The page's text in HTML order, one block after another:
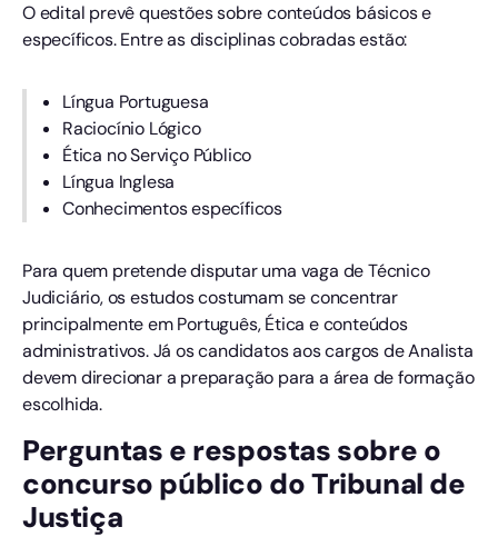
O edital prevê questões sobre conteúdos básicos e
específicos. Entre as disciplinas cobradas estão:
Língua Portuguesa
Raciocínio Lógico
Ética no Serviço Público
Língua Inglesa
Conhecimentos específicos
Para quem pretende disputar uma vaga de Técnico
Judiciário, os estudos costumam se concentrar
principalmente em Português, Ética e conteúdos
administrativos. Já os candidatos aos cargos de Analista
devem direcionar a preparação para a área de formação
escolhida.
Perguntas e respostas sobre o
concurso público do Tribunal de
Justiça